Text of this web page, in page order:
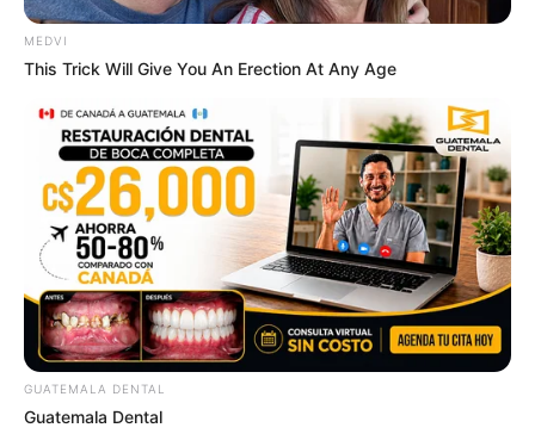
They're Unbearable! 9 Movie Characters You
Probably Remember
BRAINBERRIES
MEDVI
This Trick Will Give You An Erection At Any Age
GUATEMALA DENTAL
Guatemala Dental